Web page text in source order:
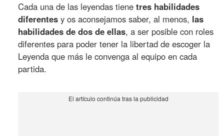
Cada una de las leyendas tienetres habilidades
diferentes y os aconsejamos saber, al menos, las
habilidades de dos de ellas, a ser posible con roles
diferentes para poder tener la libertad de escoger la
Leyenda que más le convenga al equipo en cada
partida.